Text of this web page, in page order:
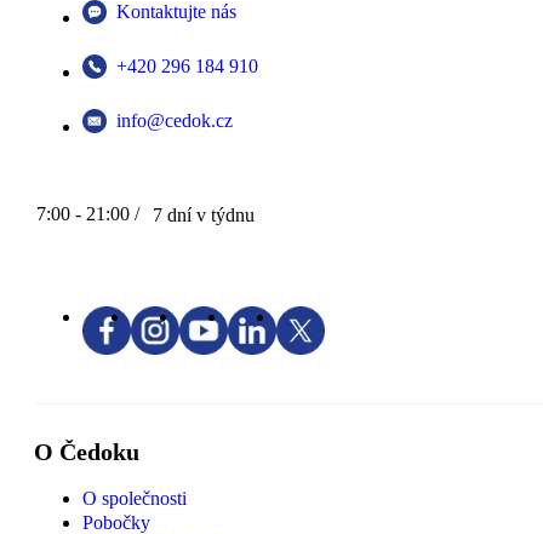
Kontaktujte nás
+420 296 184 910
info@cedok.cz
7:00 - 21:00 / 7 dní v týdnu
O Čedoku
O společnosti
Pobočky